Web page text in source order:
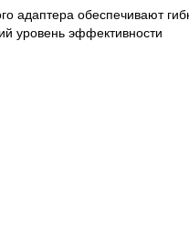
адаптера обеспечивают
уровень эффективности